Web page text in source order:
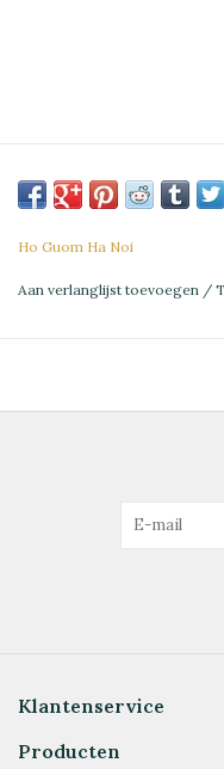
Ho Guom Ha Noi
Aan verlanglijst toevoegen /
Klantenservice
Producten